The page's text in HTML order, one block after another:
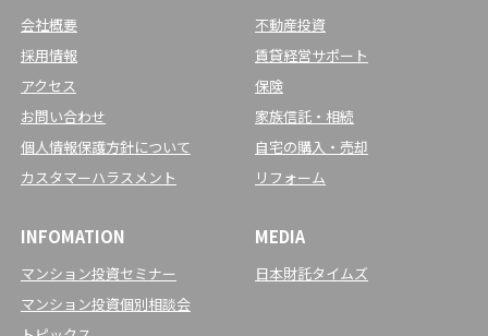
会社概要
採用情報
アクセス
お問い合わせ
個人情報保護方針について
カスタマーハラスメント
不動産投資
賃貸経営サポート
保険
家族信託・相続
自宅の購入・売却
リフォーム
INFOMATION
マンション投資セミナー
マンション投資個別相談会
MEDIA
日本財託タイムズ